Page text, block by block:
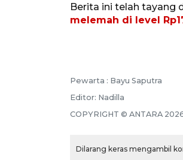
Berita ini telah tayang
melemah di level
Pewarta : Bayu Saputra
Editor: Nadilla
COPYRIGHT © ANTARA
Dilarang keras mengambil